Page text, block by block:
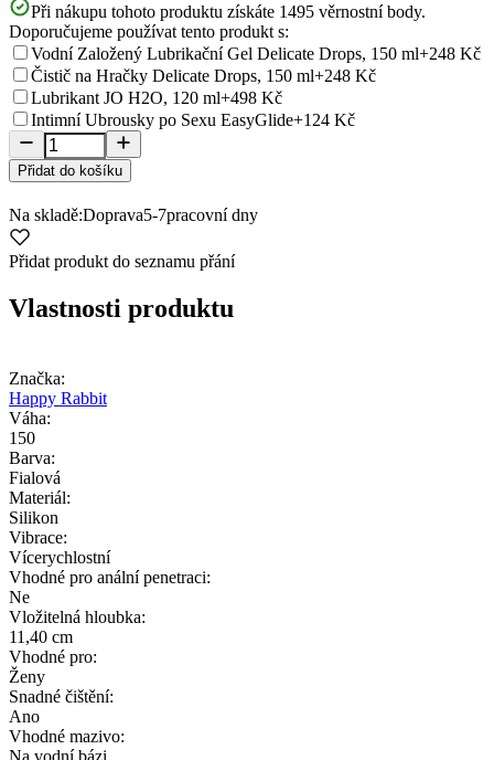
Při nákupu tohoto produktu získáte 1495 věrnostní body.
Doporučujeme používat tento produkt s:
Vodní Založený Lubrikační Gel Delicate Drops, 150 ml+248 Kč
Čistič na Hračky Delicate Drops, 150 ml+248 Kč
Lubrikant JO H2O, 120 ml+498 Kč
Intimní Ubrousky po Sexu EasyGlide+124 Kč
Přidat do košíku
Na skladě:Doprava5-7pracovní dny
Přidat produkt do seznamu přání
Vlastnosti produktu
Značka:
Happy Rabbit
Váha:
150
Barva:
Fialová
Materiál:
Silikon
Vibrace:
Vícerychlostní
Vhodné pro anální penetraci:
Ne
Vložitelná hloubka:
11,40 cm
Vhodné pro:
Ženy
Snadné čištění:
Ano
Vhodné mazivo:
Na vodní bázi